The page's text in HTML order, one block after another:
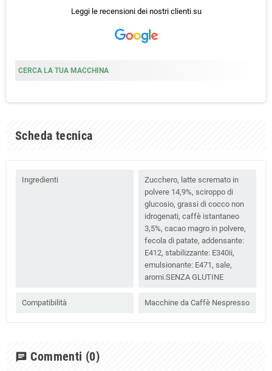
Leggi le recensioni dei nostri clienti su
CERCA LA TUA MACCHINA
Scheda tecnica
Ingredienti
Zucchero, latte scremato in
polvere 14,9%, sciroppo di
glucosio, grassi di cocco non
idrogenati, caffè istantaneo
3,5%, cacao magro in polvere,
fecola di patate, addensante:
E412, stabilizzante: E340ii,
emulsionante: E471, sale,
aromi.SENZA GLUTINE
Compatibilità Macchine da Caffè Nespresso
chat Commenti (0)